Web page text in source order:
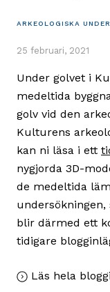
ARKEOLOGISKA
25 februari, 2021
Under golvet i
medeltida
golv vid den
Kulturens
kan ni läsa i ett
nygjorda 3D-
de medeltida
blir därmed ett
tidigare
Läs hela